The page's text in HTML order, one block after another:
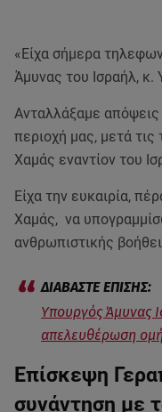
«Είχα σήμερα
Άμυνας του Ισραήλ, κ.
Ανταλλάξαμε απόψεις
περιοχή μας, μετά τις
Χαμάς εναντίον του
Είχα την ευκαιρία,
Χαμάς, να
ανθρωπιστικής
Υπουργός Άμυνας
απελευθέρωση
Επίσκεψη
συνάντηση με